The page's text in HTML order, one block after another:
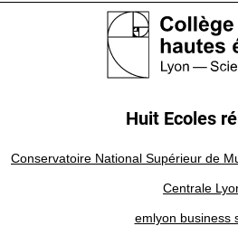
Huit Ecoles
Conservatoire National Supérieur de
Centrale
emlyon business